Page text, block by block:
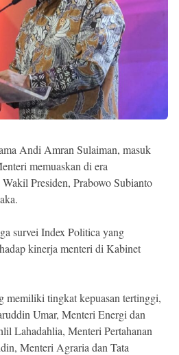
Andi Amran Sulaiman, masuk
memuaskan di era
Presiden, Prabowo Subianto
survei Index Politica yang
kinerja menteri di Kabinet
memiliki tingkat kepuasan tertinggi,
Umar, Menteri Energi dan
Lahadahlia, Menteri Pertahanan
Menteri Agraria dan Tata